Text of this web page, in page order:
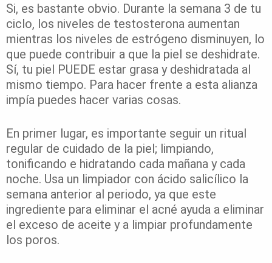
Si, es bastante obvio. Durante la semana 3 de tu
ciclo, los niveles de testosterona aumentan
mientras los niveles de estrógeno disminuyen, lo
que puede contribuir a que la piel se deshidrate.
Sí, tu piel PUEDE estar grasa y deshidratada al
mismo tiempo. Para hacer frente a esta alianza
impía puedes hacer varias cosas.
En primer lugar, es importante seguir un ritual
regular de cuidado de la piel; limpiando,
tonificando e hidratando cada mañana y cada
noche. Usa un limpiador con ácido salicílico la
semana anterior al periodo, ya que este
ingrediente para eliminar el acné ayuda a eliminar
el exceso de aceite y a limpiar profundamente
los poros.